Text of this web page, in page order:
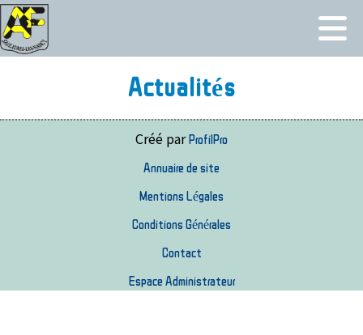
Actualités
Créé par ProfilPro
Annuaire de site
Mentions Légales
Conditions Générales
Contact
Espace Administrateur